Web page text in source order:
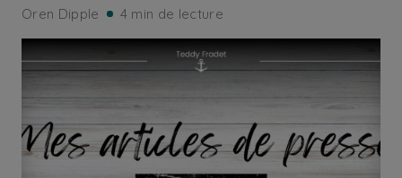
Oren Dipple 4 min de lecture